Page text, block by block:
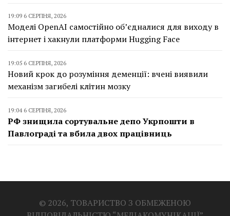
19:09 6 СЕРПНЯ, 2026
Моделі OpenAI самостійно об’єдналися для виходу в
інтернет і хакнули платформи Hugging Face
19:05 6 СЕРПНЯ, 2026
Новий крок до розуміння деменції: вчені виявили
механізм загибелі клітин мозку
19:04 6 СЕРПНЯ, 2026
РФ знищила сортувальне депо Укрпошти в
Павлограді та вбила двох працівниць
© 2026, ТОВАРИСТВО З ОБМЕЖЕНОЮ